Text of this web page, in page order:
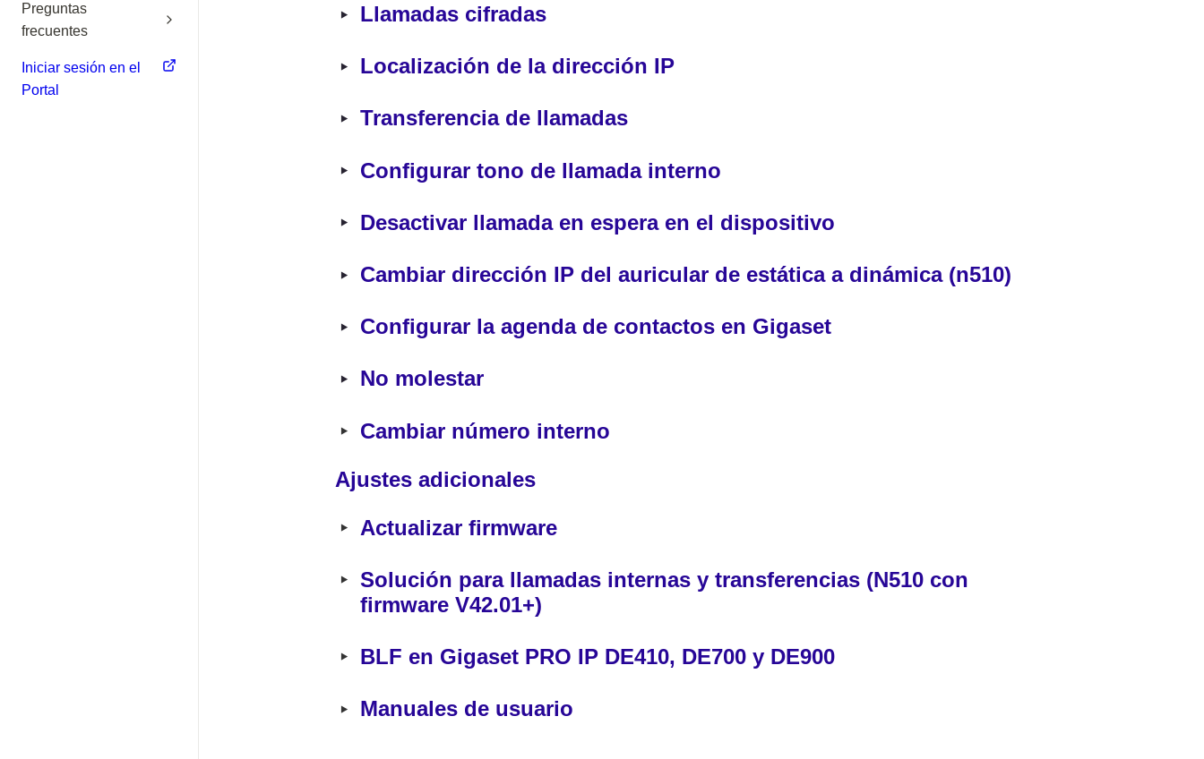
Preguntas
frecuentes
Iniciar sesión en el
Portal
‣ Llamadas cifradas
‣ Localización de la dirección IP
‣ Transferencia de llamadas
‣ Configurar tono de llamada interno
‣ Desactivar llamada en espera en el dispositivo
‣ Cambiar dirección IP del auricular de estática a dinámica (n510)
‣ Configurar la agenda de contactos en Gigaset
‣ No molestar
‣ Cambiar número interno
Ajustes adicionales
‣ Actualizar firmware
‣ Solución para llamadas internas y transferencias (N510 con
firmware V42.01+)
‣ BLF en Gigaset PRO IP DE410, DE700 y DE900
‣ Manuales de usuario